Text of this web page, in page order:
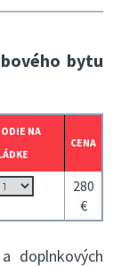
bytu
NA
CENA
280
€
doplnkových